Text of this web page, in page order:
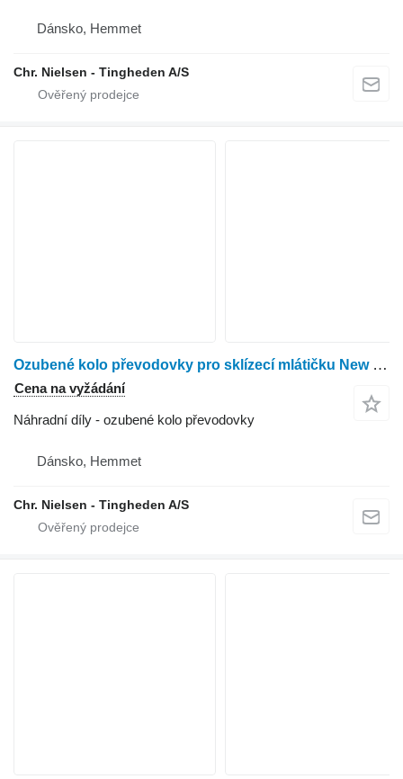
Dánsko, Hemmet
Chr. Nielsen - Tingheden A/S
Ozubené kolo převodovky pro sklízecí mlátičku New Holland TX36
Cena na vyžádání
Náhradní díly - ozubené kolo převodovky
Dánsko, Hemmet
Chr. Nielsen - Tingheden A/S